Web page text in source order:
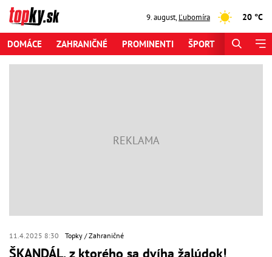
9. august,Ľubomíra 20 °C
DOMÁCE ZAHRANIČNÉ PROMINENTI ŠPORT
11.4.2025 8:30 Topky Zahraničné
ŠKANDÁL, z ktorého sa dvíha žalúdok!